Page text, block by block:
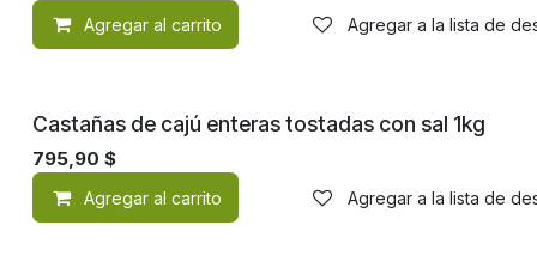
Agregar al carrito Agregar a la lista de
Castañas de cajú enteras tostadas con sal 1kg
795,90 $
Agregar al carrito Agregar a la lista de